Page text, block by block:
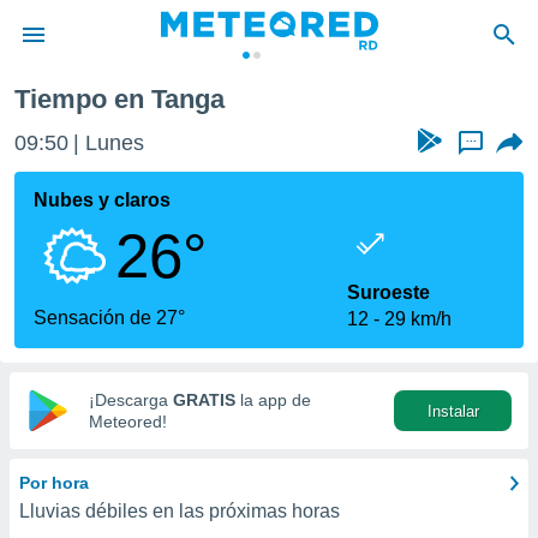
de
ha sido
calidad.
a este
las
y
digital
basada
Tiempo en Tanga
09:50 Lunes ...
Nubes y claros
26°
Sensación de 27°
Suroeste
12
29 km/h
¡Descarga GRATIS la app de
Meteored!
Instalar
Por hora
Lluvias débiles en las próximas horas